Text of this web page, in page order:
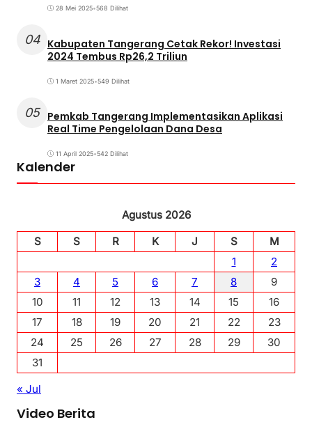
28 Mei 2025•568 Dilihat
04 Kabupaten Tangerang Cetak Rekor! Investasi
2024 Tembus Rp26,2 Triliun
1 Maret 2025•549 Dilihat
05 Pemkab Tangerang Implementasikan Aplikasi
Real Time Pengelolaan Dana Desa
11 April 2025•542 Dilihat
Kalender
Agustus 2026
S
S R K J S
M
1
2
3
4 5 6 7 8
9
10
11 12 13 14 15
16
17
18 19 20 21 22
23
24
25 26 27 28 29
30
31
« Jul
Video Berita